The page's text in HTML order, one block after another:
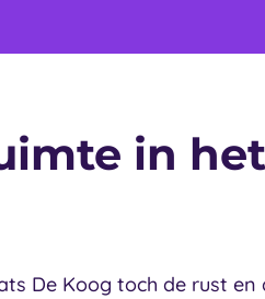
in
De Koog toch de rust